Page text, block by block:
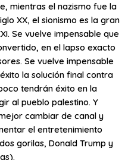
mientras el nazismo fue la
XX, el sionismo es la gran
Se vuelve impensable que
en el lapso exacto
Se vuelve impensable
la solución final contra
tendrán éxito en la
al pueblo palestino. Y
cambiar de canal y
el entretenimiento
gorilas, Donald Trump y